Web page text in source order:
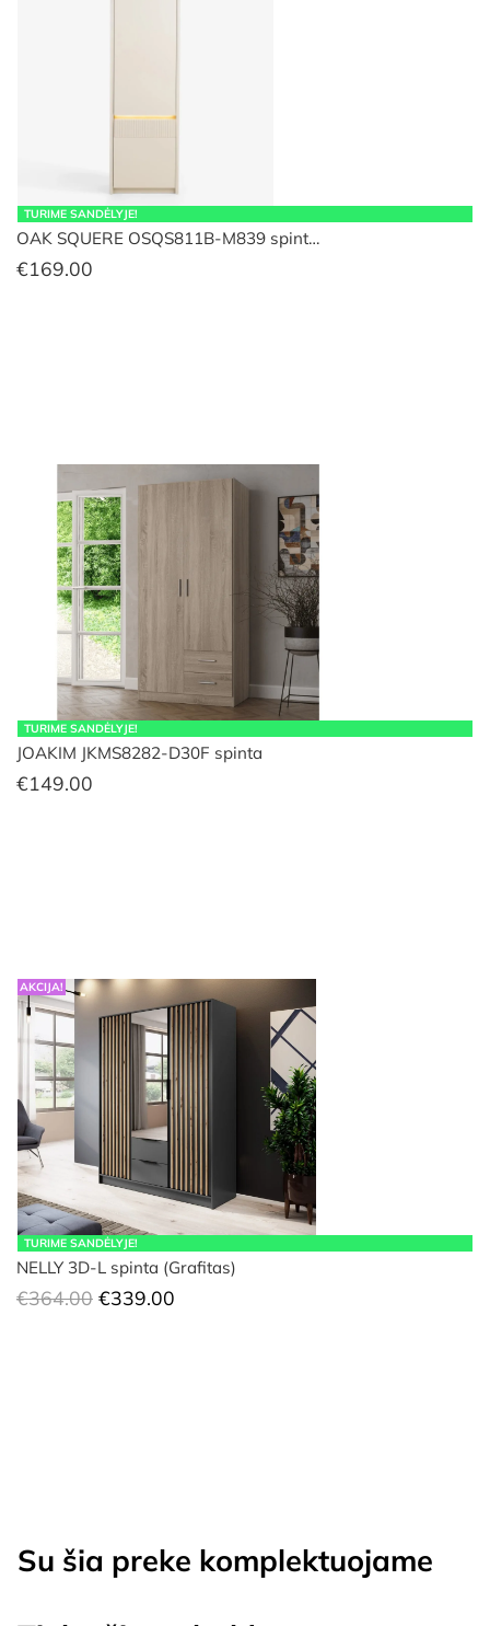
TURIME SANDĖLYJE!
OAK SQUERE OSQS811B-M839 spint…
€169.00
TURIME SANDĖLYJE!
JOAKIM JKMS8282-D30F spinta
€149.00
AKCIJA!
TURIME SANDĖLYJE!
NELLY 3D-L spinta (Grafitas)
€364.00 Original
€339.00
Su šia preke komplektuojame